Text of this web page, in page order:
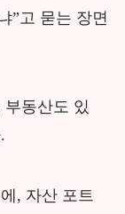
”고 묻는 장면
동산도 있
, 자산 포트